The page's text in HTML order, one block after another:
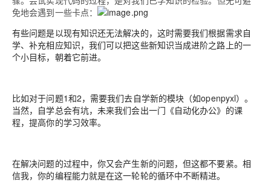
免地会遇到一些卡点：
有些问题是以现有知识还无法解决的，这时需要我们根据需求自
学、补充相应知识，我们可以把这些新知识当成进阶之路上的一
个小目标，朝着它前进。
比如对于问题1和2，需要我们去自学新的模块（如openpyxl）。
当然，自学总会有坑，未来我们会出一门《自动化办公》的课
程，提高你的学习效率。
在解决问题的过程中，你又会产生新的问题，但这都不要紧。相
信我，你的编程能力就是在这一轮轮的循环中不断精进。